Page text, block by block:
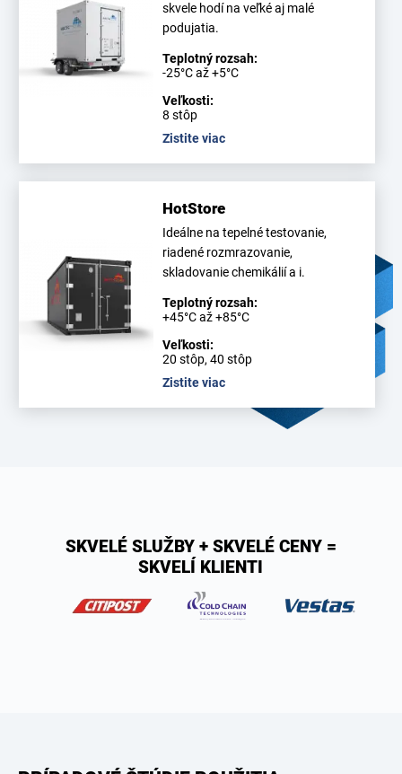
skvele hodí na veľké aj malé
podujatia.
Teplotný rozsah:
-25°C až +5°C
Veľkosti:
8 stôp
Zistite viac
HotStore
Ideálne na tepelné testovanie,
riadené rozmrazovanie,
skladovanie chemikálií a i.
Teplotný rozsah:
+45°C až +85°C
Veľkosti:
20 stôp, 40 stôp
Zistite viac
SKVELÉ SLUŽBY + SKVELÉ CENY =
SKVELÍ KLIENTI